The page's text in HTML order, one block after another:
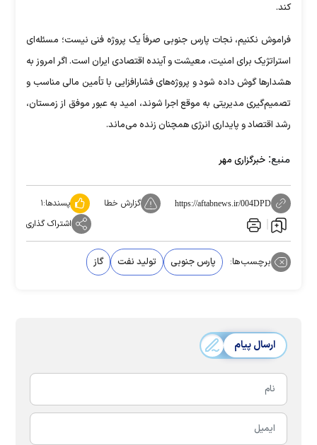
کند.
فراموش نکنیم، نجات پارس جنوبی صرفاً یک پروژه فنی نیست؛ مسئله‌ای
استراتژیک برای امنیت، معیشت و آینده اقتصادی ایران است. اگر امروز به
هشدار‌ها گوش داده شود و پروژه‌های فشارافزایی با تأمین مالی مناسب و
تصمیم‌گیری مدیریتی به موقع اجرا شوند، امید به عبور موفق از زمستان،
رشد اقتصاد و پایداری انرژی همچنان زنده می‌ماند.
منبع: خبرگزاری مهر
https://aftabnews.ir/004DPD گزارش خطا پسندها:۱
اشتراک گذاری
برچسب‌ها: پارس جنوبی تولید نفت گاز
ارسال پیام